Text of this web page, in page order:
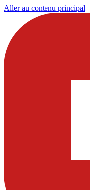
Aller au contenu principal